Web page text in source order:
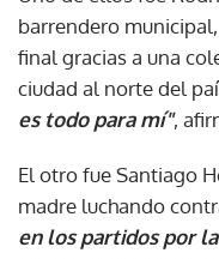
barrendero
final gracias a una
ciudad al norte del
es todo para mí",
El otro fue Santiago
madre luchando
en los partidos por